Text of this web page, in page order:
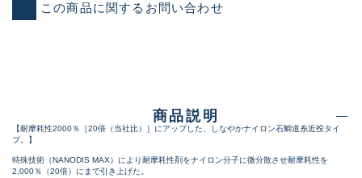
この商品に関するお問い合わせ
商品説明
【耐摩耗性2000％［20倍（当社比）］にアップした、しなやかナイロン石鯛道糸近投タイ
プ。】
特殊技術（NANODIS MAX）により耐摩耗性剤をナイロン分子に微分散させ耐摩耗性を
2,000％（20倍）にまで引き上げた。